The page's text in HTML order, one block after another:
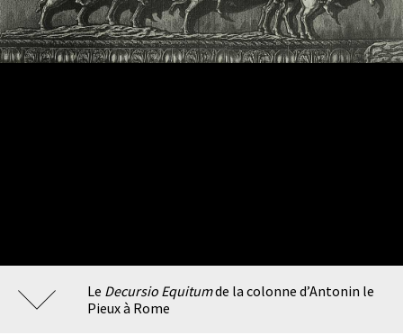
Le Decursio Equitumde la colonne d’Antonin le
Pieux à Rome